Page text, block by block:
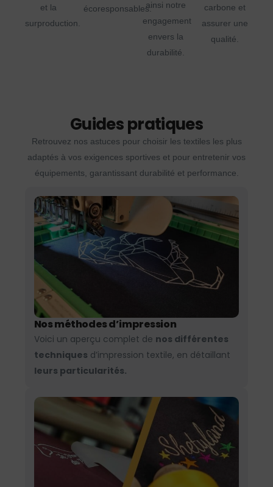
et la
surproduction.
écoresponsables.ainsi notre
engagement
envers la
durabilité.
carbone et
assurer une
qualité.
Guides pratiques
Retrouvez nos astuces pour choisir les textiles les plus
adaptés à vos exigences sportives et pour entretenir vos
équipements, garantissant durabilité et performance.
Nos méthodes d’impression
Voici un aperçu complet de nos différentes
techniques d’impression textile, en détaillant
leurs particularités.